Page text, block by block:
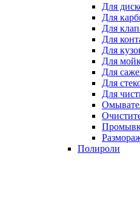
Для
Для
Для
Для
Для
Для
Для
Для
Для
Полироли